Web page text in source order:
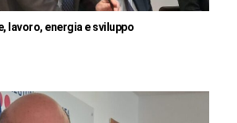
lavoro, energia e sviluppo